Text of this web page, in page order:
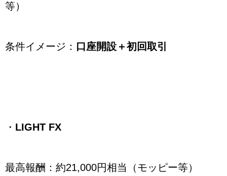
等）
条件イメージ： 口座開設＋初回取引
・ LIGHT FX
最高報酬：約21,000円相当（モッピー等）